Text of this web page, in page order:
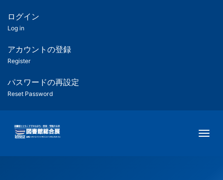
ツ
匿
名
ユ
ー
ー
用
メ
ログイン
Log in
アカウントの登録
Register
パスワードの再設定
Reset Password